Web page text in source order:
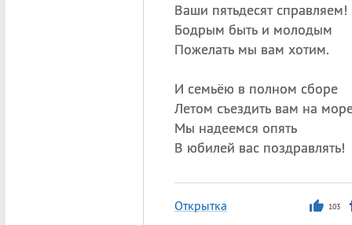
Ваши пятьдесят справляем!
Бодрым быть и молодым
Пожелать мы вам хотим.
И семьёю в полном сборе
Летом съездить вам на
Мы надеемся опять
В юбилей вас поздравлять!
Открытка 103